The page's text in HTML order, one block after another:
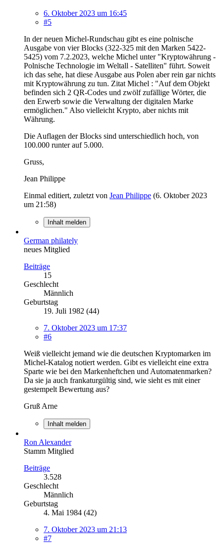
6. Oktober 2023 um 16:45
#5
In der neuen Michel-Rundschau gibt es eine polnische
Ausgabe von vier Blocks (322-325 mit den Marken 5422-
5425) vom 7.2.2023, welche Michel unter "Kryptowährung -
Polnische Technologie im Weltall - Satelliten" führt. Soweit
ich das sehe, hat diese Ausgabe aus Polen aber rein gar nichts
mit Kryptowährung zu tun. Zitat Michel : "Auf dem Objekt
befinden sich 2 QR-Codes und zwölf zufällige Wörter, die
den Erwerb sowie die Verwaltung der digitalen Marke
ermöglichen." Also vielleicht Krypto, aber nichts mit
Währung.
Die Auflagen der Blocks sind unterschiedlich hoch, von
100.000 runter auf 5.000.
Gruss,
Jean Philippe
Einmal editiert, zuletzt von Jean Philippe (6. Oktober 2023
um 21:58)
Inhalt melden
German philately
neues Mitglied
Beiträge
15
Geschlecht
Männlich
Geburtstag
19. Juli 1982 (44)
7. Oktober 2023 um 17:37
#6
Weiß vielleicht jemand wie die deutschen Kryptomarken im
Michel-Katalog notiert werden. Gibt es vielleicht eine extra
Sparte wie bei den Markenheftchen und Automatenmarken?
Da sie ja auch frankaturgültig sind, wie sieht es mit einer
gestempelt Bewertung aus?
Gruß Arne
Inhalt melden
Ron Alexander
Stamm Mitglied
Beiträge
3.528
Geschlecht
Männlich
Geburtstag
4. Mai 1984 (42)
7. Oktober 2023 um 21:13
#7